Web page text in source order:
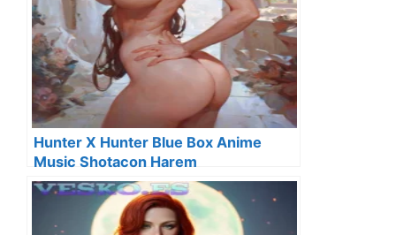
Hunter X Hunter Blue Box Anime
Music Shotacon Harem